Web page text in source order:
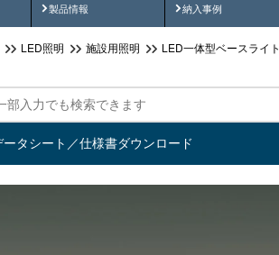
製品情報
製品動画 納入事例
納入事例動画
LED照明 施設用照明 LED一体型ベースライト
タシート／仕様書ダウンロード